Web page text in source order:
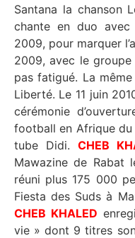
Santana la chanson
chante en duo avec
2009, pour marquer
2009, avec le
pas fatigué. La
Liberté. Le 11 juin
cérémonie
football en Afrique
tube Didi. CHEB
Mawazine de
réuni plus 175 000
CHEB KHALED
vie » dont 9 titres